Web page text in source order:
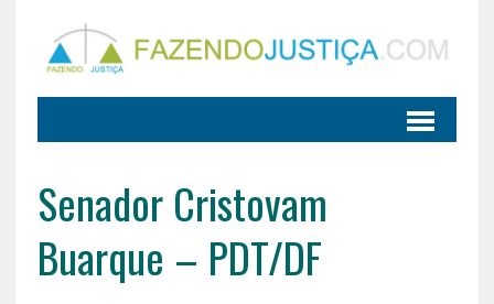
Senador Cristovam
Buarque – PDT/DF